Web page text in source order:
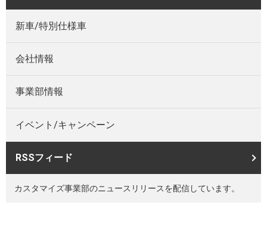
新車/特別仕様車
会社情報
事業部情報
イベント/キャンペーン
RSSフィード
カスタマイズ事業部のニュースリリースを配信しています。